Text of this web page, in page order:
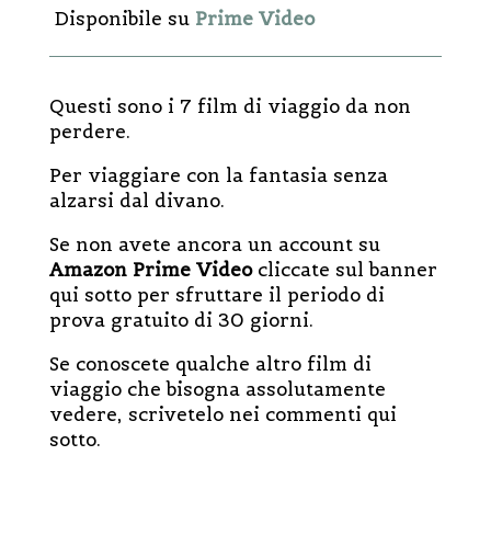
Disponibile su Prime Video
Questi sono i 7 film di viaggio da non
perdere.
Per viaggiare con la fantasia senza
alzarsi dal divano.
Se non avete ancora un account su
Amazon Prime Videocliccate sul banner
qui sotto per sfruttare il periodo di
prova gratuito di 30 giorni.
Se conoscete qualche altro film di
viaggio che bisogna assolutamente
vedere, scrivetelo nei commenti qui
sotto.